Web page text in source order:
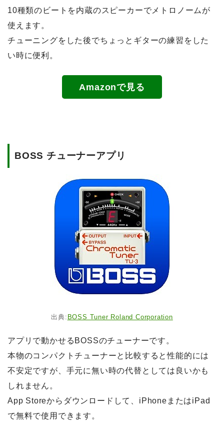
10種類のビートを内蔵のスピーカーでメトロノームが
使えます。
チューニングをした後でちょっとギターの練習をした
い時に便利。
Amazonで見る
BOSS チューナーアプリ
出典: BOSS Tuner Roland Corporation
アプリで動かせるBOSSのチューナーです。
本物のコンパクトチューナーと比較すると性能的には
不安定ですが、手元に無い時の代替としては良いかも
しれません。
App Storeからダウンロードして、iPhoneまたはiPad
で無料で使用できます。